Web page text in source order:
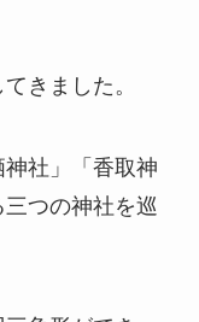
きました。
社」「香取神
つの神社を巡